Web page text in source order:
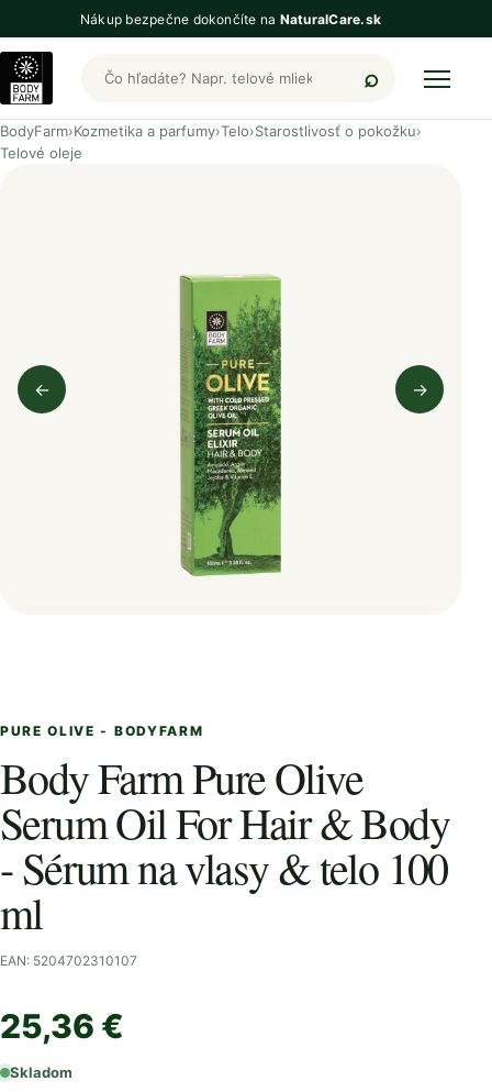
Nákup bezpečne dokončíte na NaturalCare.sk
Hľadať produkty BodyFarm
BodyFarm›Kozmetika a parfumy›Telo›Starostlivosť o pokožku›
Telové oleje
←
Predchádzajúci obrázok
→
PURE OLIVE - BODYFARM
Body Farm Pure Olive
Serum Oil For Hair & Body
- Sérum na vlasy & telo 100
ml
EAN: 5204702310107
25,36 €
Skladom